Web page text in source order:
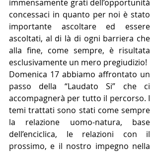
immensamente grati dell’opportunità
concessaci in quanto per noi è stato
importante ascoltare ed essere
ascoltati, al di là di ogni barriera che
alla fine, come sempre, è risultata
esclusivamente un mero pregiudizio!
Domenica 17 abbiamo affrontato un
passo della “Laudato Si” che ci
accompagnerà per tutto il percorso. I
temi trattati sono stati come sempre
la relazione uomo-natura, base
dell’enciclica, le relazioni con il
prossimo, e il nostro impegno nella